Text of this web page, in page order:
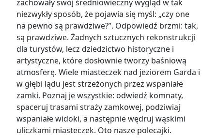
zachowały swój średniowieczny wygląd w tak
niezwykły sposób, że pojawia się myśl: „czy one
na pewno są prawdziwe?”. Odpowiedź brzmi: tak,
są prawdziwe. Żadnych sztucznych rekonstrukcji
dla turystów, lecz dziedzictwo historyczne i
artystyczne, które dosłownie tworzy baśniową
atmosferę. Wiele miasteczek nad jeziorem Garda i
w głębi lądu jest strzeżonych przez wspaniałe
zamki. Poznaj je wszystkie: odwiedź komnaty,
spaceruj trasami straży zamkowej, podziwiaj
wspaniałe widoki, a następnie wędruj wąskimi
uliczkami miasteczek. Oto nasze polecajki.